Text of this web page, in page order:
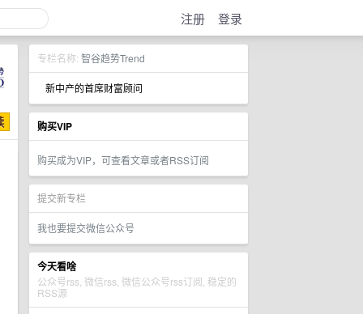
注册 登录
专栏名称: 智谷趋势Trend
新中产的首席财富顾问
购买VIP
购买成为VIP，可查看文章或者RSS订阅
提交新专栏
我也要提交微信公众号
今天看啥
公众号rss, 微信rss, 微信公众号rss订阅, 稳定的
RSS源